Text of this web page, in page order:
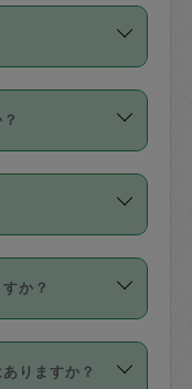
険の対象外
ンドの方が
す。
各自の得意
んトレーニ
ーニングの
したタスカ
目のレビュ
の登録に際
でタスカジ
での作業に
掃除、洗
、人にけが
、補償金額
後（72時間
なっていま
けることが
種類がありま
ポット契約
キャンセル
ーはありま
活用するこ
カジさんを
か？
さんの同意
ち、タスカ
りますか？